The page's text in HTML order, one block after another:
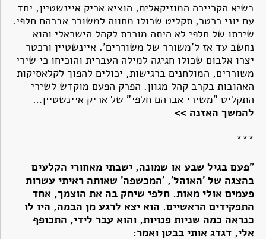
בשיא הקריירה המוזיקאלית, הוציא אריק איינשטיין, יחד
עם יוני רכטר, תקליט שכולו מחווה למשורר אברהם חלפי.
שירתו של חלפי לא היתה מוכרת לקהל הישראלי והוא
נחשב עד אז ל'משורר של משוררים'. איינשטיין ורכטר
יצרו אלבום שכולו חגיגה למילה העברית והוכיחו כי שירי
משוררים, המולחנים ברגישות, יכולים להפוך לקלאסיקות
האהובות בקרב קהל מגוון. הפרק הפעם מוקדש לשירי
התקליט "משירי אברהם חלפי" של אריק איינשטיין…
להמשך האזנה >>
***
"פעם בגיל שבע או שמונה, ישבתי מאחורי הקלעים
בהצגה של 'האוהל', 'המכשפה' שאותה ראיתי עשרות
פעמים אולי מאות. חלפי שיחק בה את הוצמך, אחד
התפקידים הראשיים. הוא יצא לרגע מן הבמה, היו לו
כנראה כמה שניות פנויות, והוא עבר לידי, התכופף
אלי, דגדג אותי בבטן ואמר: